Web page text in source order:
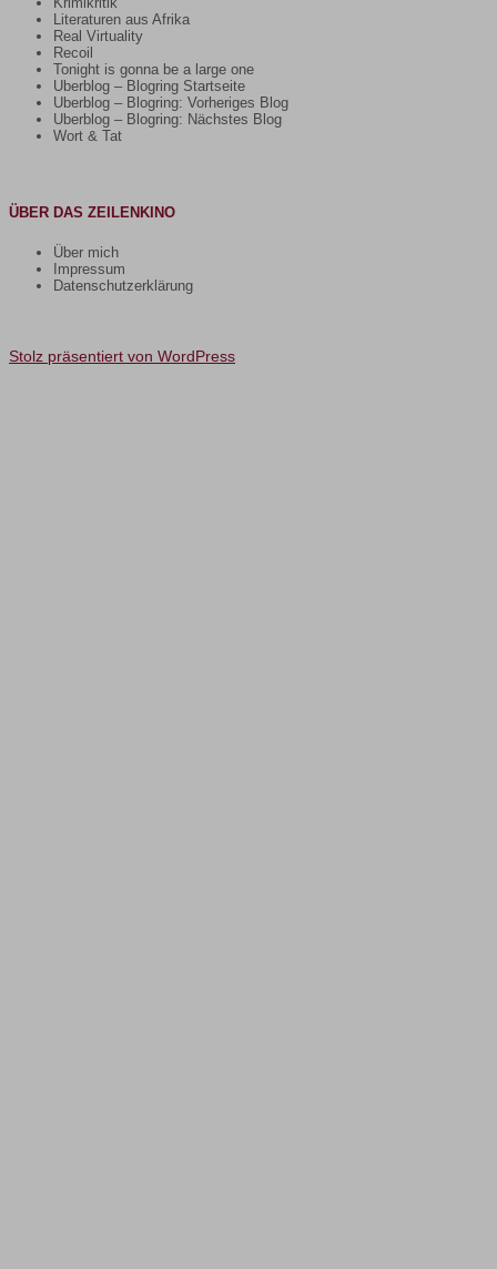
Literaturen aus Afrika
Real Virtuality
Recoil
Tonight is gonna be a large one
Uberblog – Blogring Startseite
Uberblog – Blogring: Vorheriges Blog
Uberblog – Blogring: Nächstes Blog
Wort & Tat
ÜBER DAS ZEILENKINO
Über mich
Impressum
Datenschutzerklärung
Stolz präsentiert von WordPress